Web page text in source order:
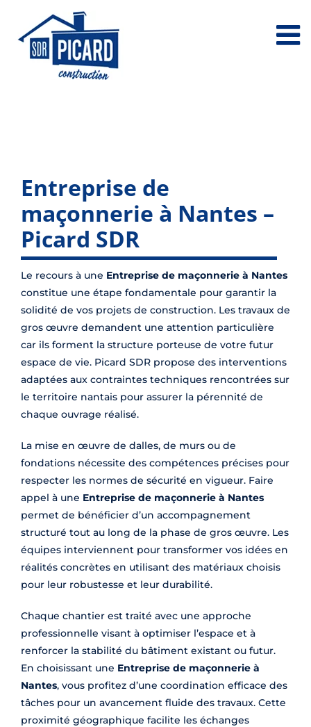
contenu
Entreprise de
maçonnerie à Nantes –
Picard SDR
Le recours à une Entreprise de maçonnerie à Nantes
constitue une étape fondamentale pour garantir la
solidité de vos projets de construction. Les travaux de
gros œuvre demandent une attention particulière
car ils forment la structure porteuse de votre futur
espace de vie. Picard SDR propose des interventions
adaptées aux contraintes techniques rencontrées sur
le territoire nantais pour assurer la pérennité de
chaque ouvrage réalisé.
La mise en œuvre de dalles, de murs ou de
fondations nécessite des compétences précises pour
respecter les normes de sécurité en vigueur. Faire
appel à une Entreprise de maçonnerie à Nantes
permet de bénéficier d’un accompagnement
structuré tout au long de la phase de gros œuvre. Les
équipes interviennent pour transformer vos idées en
réalités concrètes en utilisant des matériaux choisis
pour leur robustesse et leur durabilité.
Chaque chantier est traité avec une approche
professionnelle visant à optimiser l’espace et à
renforcer la stabilité du bâtiment existant ou futur.
En choisissant une Entreprise de maçonnerie à
Nantes, vous profitez d’une coordination efficace des
tâches pour un avancement fluide des travaux. Cette
proximité géographique facilite les échanges